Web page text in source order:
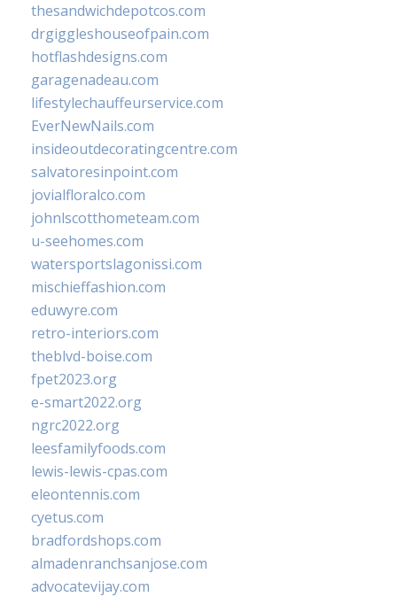
thesandwichdepotcos.com
drgiggleshouseofpain.com
hotflashdesigns.com
garagenadeau.com
lifestylechauffeurservice.com
EverNewNails.com
insideoutdecoratingcentre.com
salvatoresinpoint.com
jovialfloralco.com
johnlscotthometeam.com
u-seehomes.com
watersportslagonissi.com
mischieffashion.com
eduwyre.com
retro-interiors.com
theblvd-boise.com
fpet2023.org
e-smart2022.org
ngrc2022.org
leesfamilyfoods.com
lewis-lewis-cpas.com
eleontennis.com
cyetus.com
bradfordshops.com
almadenranchsanjose.com
advocatevijay.com